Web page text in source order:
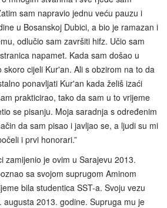
sam napravio jednu veću pauzu i
u Bosanskoj Dubici, a bio je ramazan i
odlučio sam završiti hifz. Učio sam
napamet. Kada sam došao u
cijeli Kur'an. Ali s obzirom na to da
ponavljati Kur'an kada želiš izaći
prakticirao, tako da sam u to vrijeme
se pisanju. Moja saradnja s određenim
da sam pisao i javljao se, a ljudi su mi
i prvi honorari.”
zamijenio je ovim u Sarajevu 2013.
sa svojom suprugom Aminom
bila studentica SST-a. Svoju vezu
augusta 2013. godine. Supruga mu je